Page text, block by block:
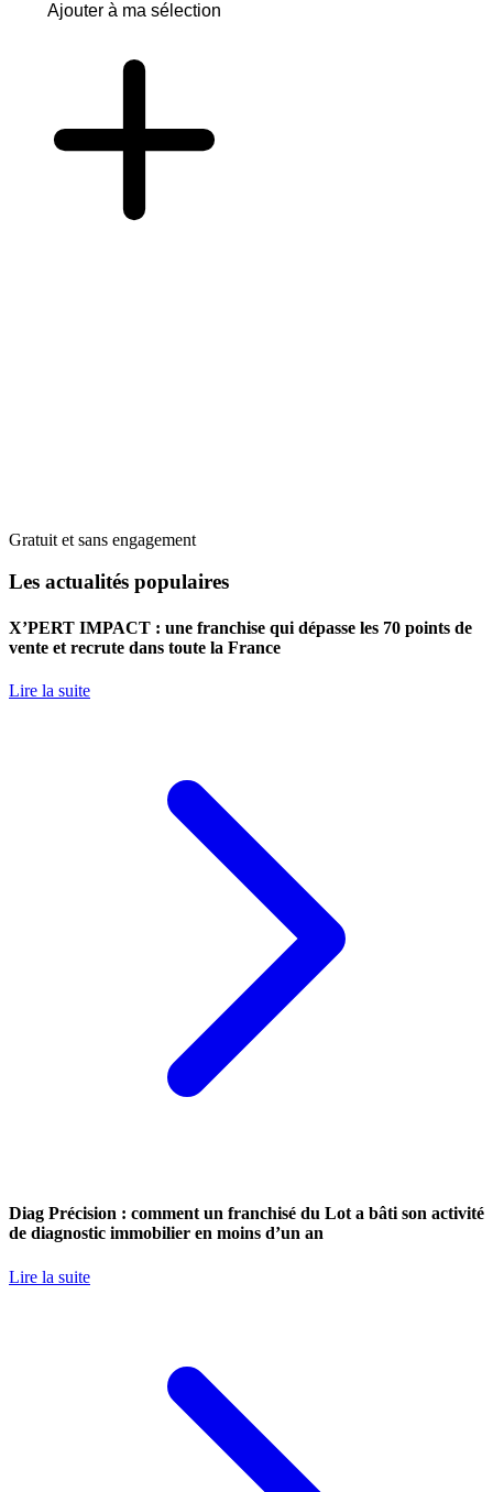
Ajouter à ma sélection
Gratuit et sans engagement
Les actualités populaires
X’PERT IMPACT : une franchise qui dépasse les 70 points de
vente et recrute dans toute la France
Lire la suite
Diag Précision : comment un franchisé du Lot a bâti son activité
de diagnostic immobilier en moins d’un an
Lire la suite